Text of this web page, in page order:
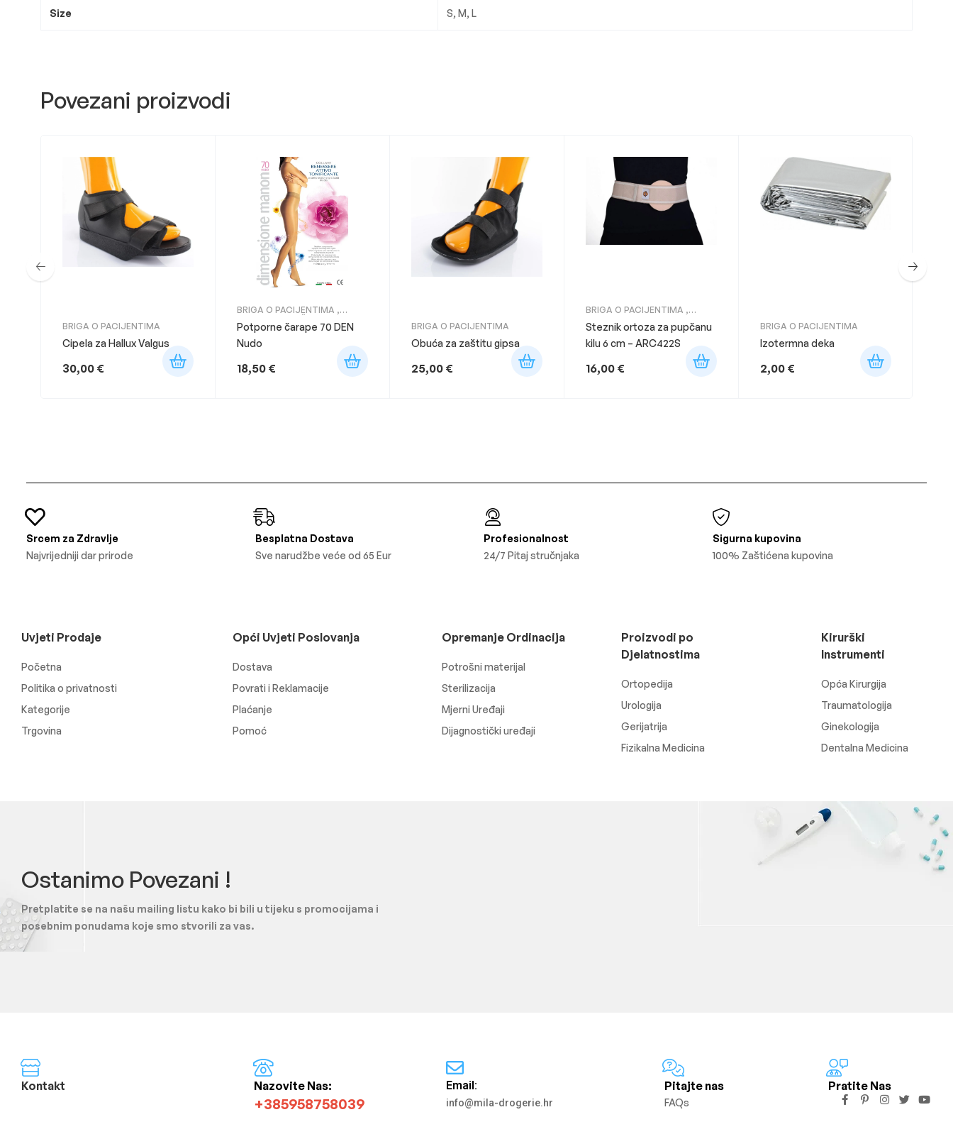
Size S, M, L
BRIGA O PACIJENTIMA
Cipela za Hallux Valgus
30,00 €
BRIGA O PACIJENTIMA ,
Potporne čarape 70 DEN
Nudo
18,50 €
BRIGA O PACIJENTIMA
Obuća za zaštitu gipsa
25,00 €
BRIGA O PACIJENTIMA ,
Steznik ortoza za pupčanu
kilu 6 cm – ARC422S
16,00 €
BRIGA O PACIJENTIMA
Izotermna deka
2,00 €
Srcem za Zdravlje
Najvrijedniji dar prirode
Besplatna Dostava
Sve narudžbe veće od 65 Eur
Profesionalnost
24/7 Pitaj stručnjaka
Sigurna kupovina
100% Zaštićena kupovina
Uvjeti Prodaje
Početna
Politika o privatnosti
Kategorije
Trgovina
Opći Uvjeti Poslovanja
Dostava
Povrati i Reklamacije
Plaćanje
Pomoć
Opremanje Ordinacija
Potrošni materijal
Sterilizacija
Mjerni Uređaji
Dijagnostički uređaji
Proizvodi po
Djelatnostima
Ortopedija
Urologija
Gerijatrija
Fizikalna Medicina
Kirurški
Instrumenti
Opća Kirurgija
Traumatologija
Ginekologija
Dentalna Medicina
Ostanimo Povezani !
Pretplatite se na našu mailing listu kako bi bili u tijeku s promocijama i
posebnim ponudama koje smo stvorili za vas.
Kontakt Nazovite Nas:
+385958758039
Email:
info@mila-drogerie.hr
Pitajte nas
FAQs
Pratite Nas